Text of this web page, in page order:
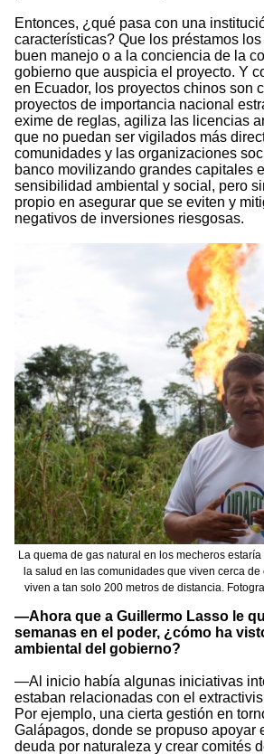
Entonces, ¿qué pasa con una
características? Que los préstamos los
buen manejo o a la conciencia de la
gobierno que auspicia el proyecto. Y
en Ecuador, los proyectos chinos son
proyectos de importancia nacional
exime de reglas, agiliza las licencias
que no puedan ser vigilados más
comunidades y las organizaciones
banco movilizando grandes capitales
sensibilidad ambiental y social, pero
propio en asegurar que se eviten y
negativos de inversiones riesgosas.
La quema de gas natural en los mecheros
la salud en las comunidades que viven cerca
viven a tan solo 200 metros de distancia.
—Ahora que a Guillermo Lasso le
semanas en el poder, ¿cómo ha
ambiental del gobierno?
—Al inicio había algunas iniciativas
estaban relacionadas con el
Por ejemplo, una cierta gestión en
Galápagos, donde se propuso apoyar
deuda por naturaleza y crear comités